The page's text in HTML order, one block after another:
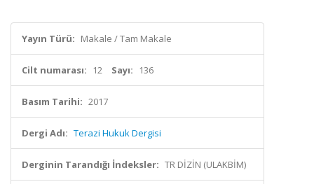
Yayın Türü: Makale / Tam Makale
Cilt numarası: 12 Sayı: 136
Basım Tarihi: 2017
Dergi Adı: Terazi Hukuk Dergisi
Derginin Tarandığı İndeksler: TR DİZİN (ULAKBİM)